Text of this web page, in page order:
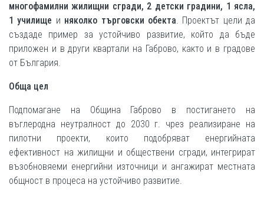
многофамилни жилищни сгради, 2 детски градини, 1 ясла,
1 училище и няколко търговски обекта. Проектът цели да
създаде пример за устойчиво развитие, който да бъде
приложен и в други квартали на Габрово, както и в градове
от България.
Обща цел
Подпомагане на Община Габрово в постигането на
въглеродна неутралност до 2030 г. чрез реализиране на
пилотни проекти, които подобряват енергийната
ефективност на жилищни и обществени сгради, интегрират
възобновяеми енергийни източници и ангажират местната
общност в процеса на устойчиво развитие.